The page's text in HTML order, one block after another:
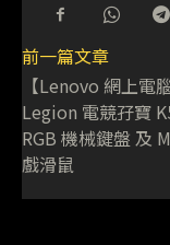
前一篇文章
【Lenovo 網上電
Legion 電競孖寶
RGB 機械鍵盤 及
戲滑鼠